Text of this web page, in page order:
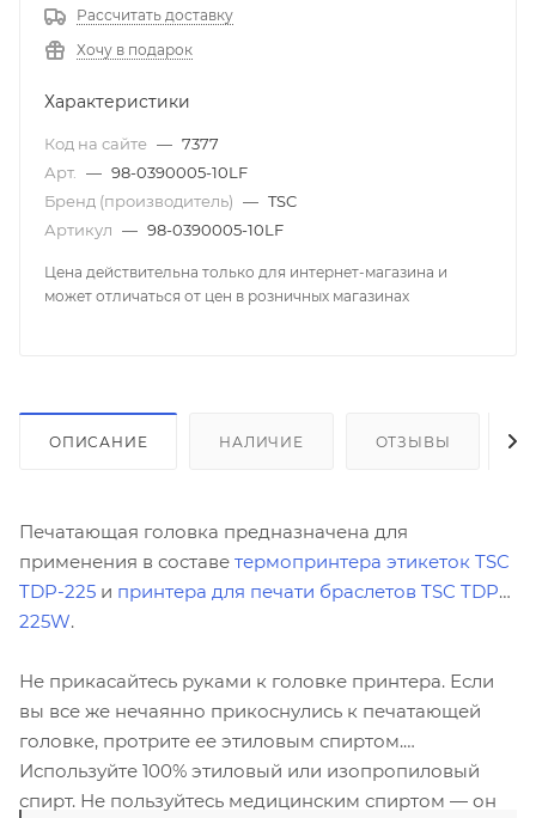
Рассчитать доставку
Хочу в подарок
Характеристики
Код на сайте — 7377
Арт.
— 98-0390005-10LF
Бренд (производитель) — TSC
Артикул — 98-0390005-10LF
Цена действительна только для интернет-магазина и
может отличаться от цен в розничных магазинах
ОПИСАНИЕ НАЛИЧИЕ ОТЗЫВЫ
Печатающая головка предназначена для
применения в составе термопринтера этикеток TSC
TDP-225 и принтера для печати браслетов TSC TDP-
225W.
Не прикасайтесь руками к головке принтера. Если
вы все же нечаянно прикоснулись к печатающей
головке, протрите ее этиловым спиртом.
Используйте 100% этиловый или изопропиловый
спирт. Не пользуйтесь медицинским спиртом — он